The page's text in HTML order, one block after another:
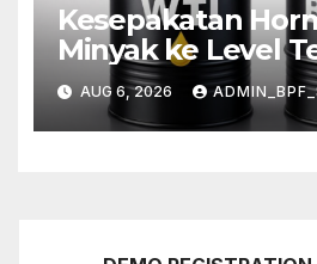
Kesepakatan
Minyak ke Level
Sebulan
AUG 6, 2026